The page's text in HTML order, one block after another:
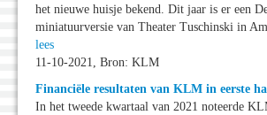
het nieuwe huisje bekend. Dit jaar is er een
miniatuurversie van Theater Tuschinski in
lees
11-10-2021, Bron: KLM
Financiële resultaten van KLM in eerste
In het tweede kwartaal van 2021 noteerde